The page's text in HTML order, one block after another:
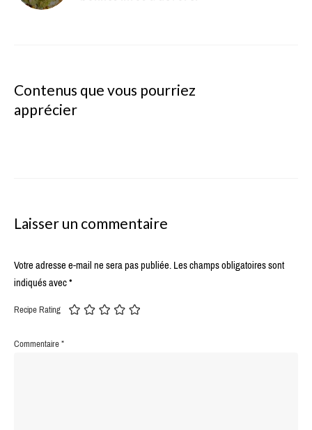
Contenus que vous pourriez
apprécier
Laisser un commentaire
Votre adresse e-mail ne sera pas publiée.Les champs obligatoires sont
indiqués avec*
Recipe Rating
Commentaire*